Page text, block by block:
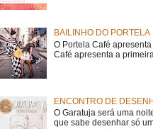
BAILINHO DO PORTELA
O Portela Café
Café apresenta a primeira
ENCONTRO DE
O Garatuja será uma
que sabe desenhar só